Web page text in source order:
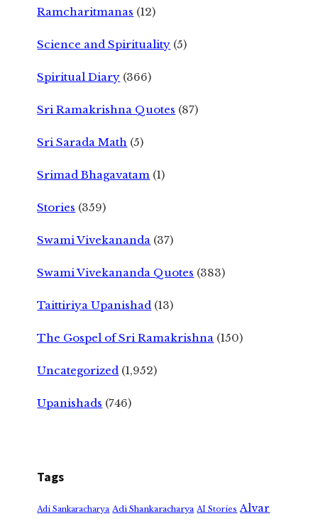
Ramcharitmanas (12)
Science and Spirituality (5)
Spiritual Diary (366)
Sri Ramakrishna Quotes (87)
Sri Sarada Math (5)
Srimad Bhagavatam (1)
Stories (359)
Swami Vivekananda (37)
Swami Vivekananda Quotes (383)
Taittiriya Upanishad (13)
The Gospel of Sri Ramakrishna (150)
Uncategorized (1,952)
Upanishads (746)
Tags
Adi Sankaracharya Adi Shankaracharya AI Stories Alvar